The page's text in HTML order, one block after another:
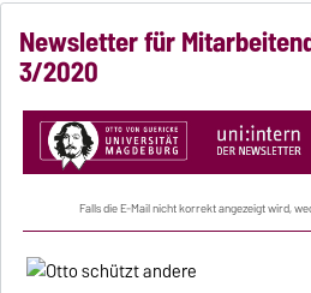
Newsletter für
3/2020
Falls die E-Mail nicht korrekt angezeigt wird,